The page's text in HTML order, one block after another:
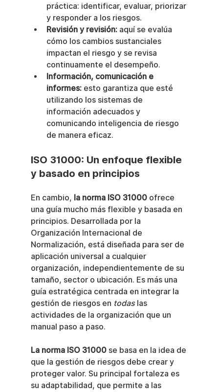
práctica: identificar, evaluar, priorizar
y responder a los riesgos.
Revisión y revisión: aquí se evalúa
cómo los cambios sustanciales
impactan el riesgo y se revisa
continuamente el desempeño.
Información, comunicación e
informes: esto garantiza que esté
utilizando los sistemas de
información adecuados y
comunicando inteligencia de riesgo
de manera eficaz.
ISO 31000: Un enfoque flexible
y basado en principios
En cambio, la norma ISO 31000 ofrece
una guía mucho más flexible y basada en
principios. Desarrollada por la
Organización Internacional de
Normalización, está diseñada para ser de
aplicación universal a cualquier
organización, independientemente de su
tamaño, sector o ubicación. Es más una
guía estratégica centrada en integrar la
gestión de riesgos en todas las
actividades de la organización que un
manual paso a paso.
La norma ISO 31000 se basa en la idea de
que la gestión de riesgos debe crear y
proteger valor. Su principal fortaleza es
su adaptabilidad, que permite a las